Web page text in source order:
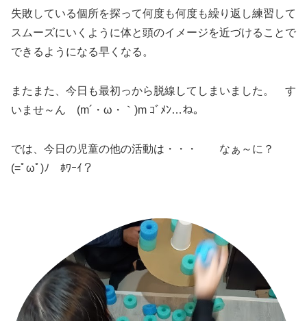
失敗している個所を探って何度も何度も繰り返し練習して
スムーズにいくように体と頭のイメージを近づけることで
できるようになる早くなる。
またまた、今日も最初っから脱線してしまいました。 す
いませ～ん (m´・ω・｀)m ｺﾞﾒﾝ…ね。
では、今日の児童の他の活動は・・・ なぁ～に？
(=ﾟωﾟ)ﾉ ﾎﾜｰｲ？